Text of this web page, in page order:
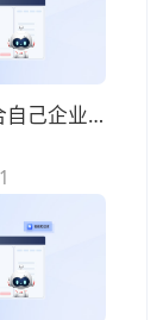
如何选择适合自己企业的电话呼叫中心系统？功能匹配与扩展性的权衡